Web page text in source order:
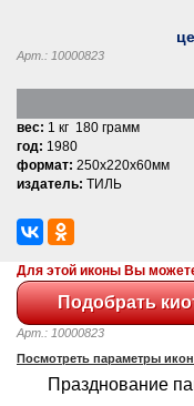
Арт.: 10000823
вес: 1 кг 180 грамм
год: 1980
формат: 250x220x60мм
издатель: ТИЛЬ
Для этой иконы Вы
Арт.: 10000823
Посмотреть параметры
Празднование